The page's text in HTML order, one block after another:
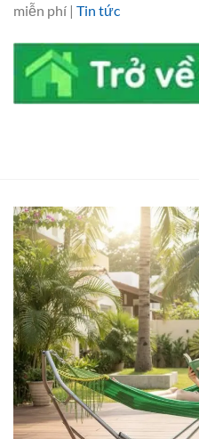
miễn phí | Tin tức